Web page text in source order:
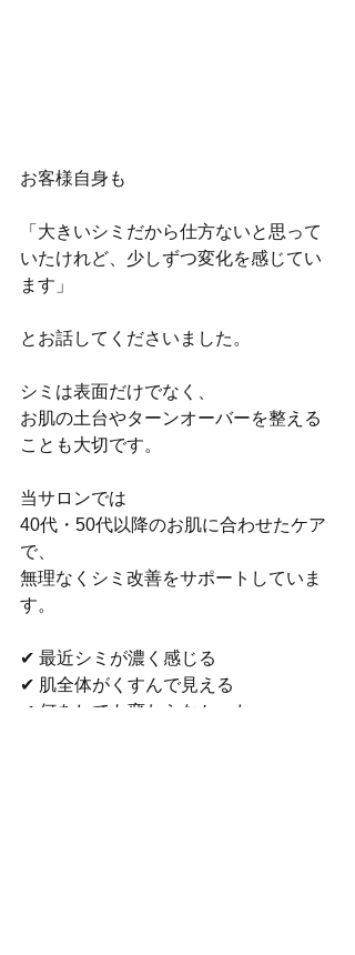
お客様自身も
「大きいシミだから仕方ないと思って
いたけれど、少しずつ変化を感じてい
ます」
とお話してくださいました。
シミは表面だけでなく、
お肌の土台やターンオーバーを整える
ことも大切です。
当サロンでは
40代・50代以降のお肌に合わせたケア
で、
無理なくシミ改善をサポートしていま
す。
✔ 最近シミが濃く感じる
✔ 肌全体がくすんで見える
✔ 何をしても変わらなかった